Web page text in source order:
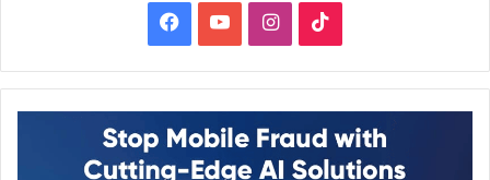
Facebook
YouTubeInstagram